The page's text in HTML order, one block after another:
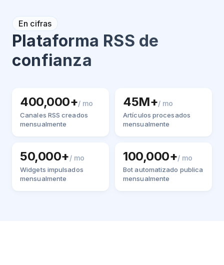
En cifras
Plataforma RSS de
confianza
400,000+/ mo
Canales RSS creados
mensualmente
45M+/ mo
Artículos procesados
mensualmente
50,000+/ mo
Widgets impulsados
mensualmente
100,000+/ mo
Bot automatizado publica
mensualmente